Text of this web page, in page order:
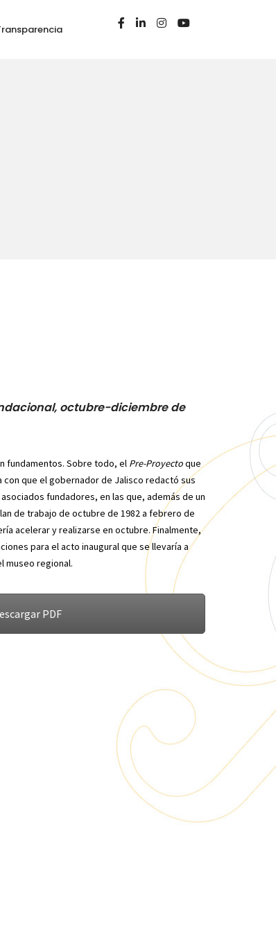
octubre-diciembre de
fundamentos. Sobre todo, el Pre-Proyectoque
que el gobernador de Jalisco redactó sus
fundadores, en las que, además de un
de trabajo de octubre de 1982 a febrero de
acelerar y realizarse en octubre. Finalmente,
para el acto inaugural que se llevaría a
museo regional.
PDF